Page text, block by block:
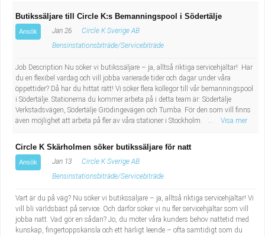
Butikssäljare till Circle K:s Bemanningspool i Södertälje
Ansök Jan 26
Circle K Sverige AB
Bensinstationsbiträde/Servicebiträde
Job Description Nu söker vi butikssäljare – ja, alltså riktiga servicehjältar! Har
du en flexibel vardag och vill jobba varierade tider och dagar under våra
öppettider? Då har du hittat rätt! Vi söker flera kollegor till vår bemanningspool
i Södertälje. Stationerna du kommer arbeta på i detta team är: Södertälje
Verkstadsvägen, Södertälje Grödingevägen och Tumba. För den som vill finns
även möjlighet att arbeta på fler av våra stationer i Stockholm. ...
Visa mer
Circle K Skärholmen söker butikssäljare för natt
Ansök Jan 13
Circle K Sverige AB
Bensinstationsbiträde/Servicebiträde
Vart är du på väg? Nu söker vi butikssäljare – ja, alltså riktiga servicehjältar! Vi
vill bli världsbäst på service. Och därför söker vi nu fler servicehjältar som vill
jobba natt. Vad gör en sådan? Jo, du möter våra kunders behov nattetid med
kunskap, fingertoppskänsla och ett härligt leende – ofta samtidigt som du